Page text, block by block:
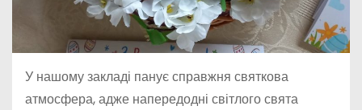
У нашому закладі панує справжня святкова
атмосфера, адже напередодні світлого свята